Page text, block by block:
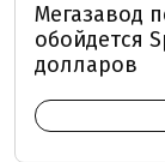
Мегазавод
обойдется
долларов